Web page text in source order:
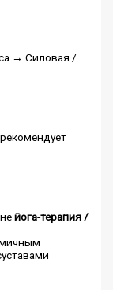
→ Силовая /
йога-терапия /